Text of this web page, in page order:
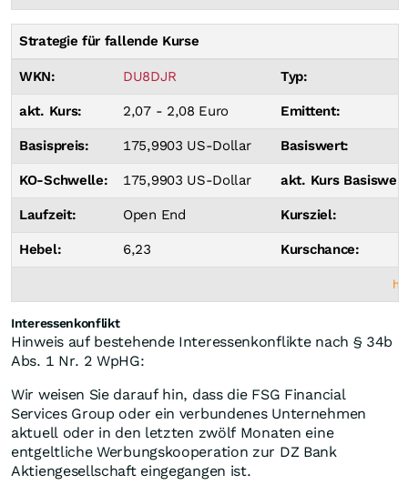
Strategie für fallende Kurse
WKN: DU8DJR Typ:
akt. Kurs: 2,07 - 2,08 Euro Emittent:
Basispreis: 175,9903 US-Dollar Basiswert:
KO-Schwelle: 175,9903 US-Dollar akt. Kurs
Laufzeit: Open End Kursziel:
Hebel: 6,23 Kurschance:
Interessenkonflikt
Hinweis auf bestehende Interessenkonflikte nach § 34b
Abs. 1 Nr. 2 WpHG:
Wir weisen Sie darauf hin, dass die FSG Financial
Services Group oder ein verbundenes Unternehmen
aktuell oder in den letzten zwölf Monaten eine
entgeltliche Werbungskooperation zur DZ Bank
Aktiengesellschaft eingegangen ist.